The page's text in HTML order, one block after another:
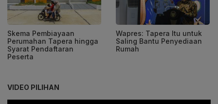
Skema Pembiayaan
Perumahan Tapera hingga
Syarat Pendaftaran
Peserta
Wapres: Tapera Itu untuk
Saling Bantu Penyediaan
Rumah
VIDEO PILIHAN